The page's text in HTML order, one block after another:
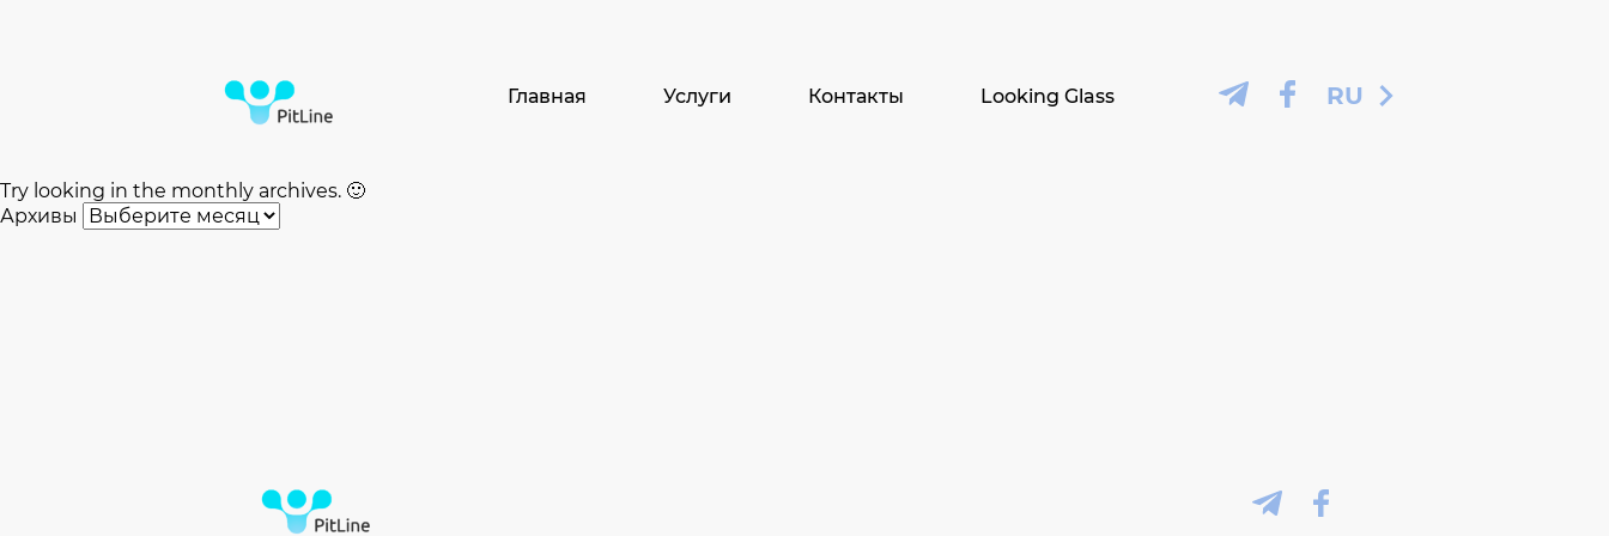
Главная Услуги Контакты Looking Glass RU
Most Used Categories
Try looking in the monthly archives. 🙂
Архивы